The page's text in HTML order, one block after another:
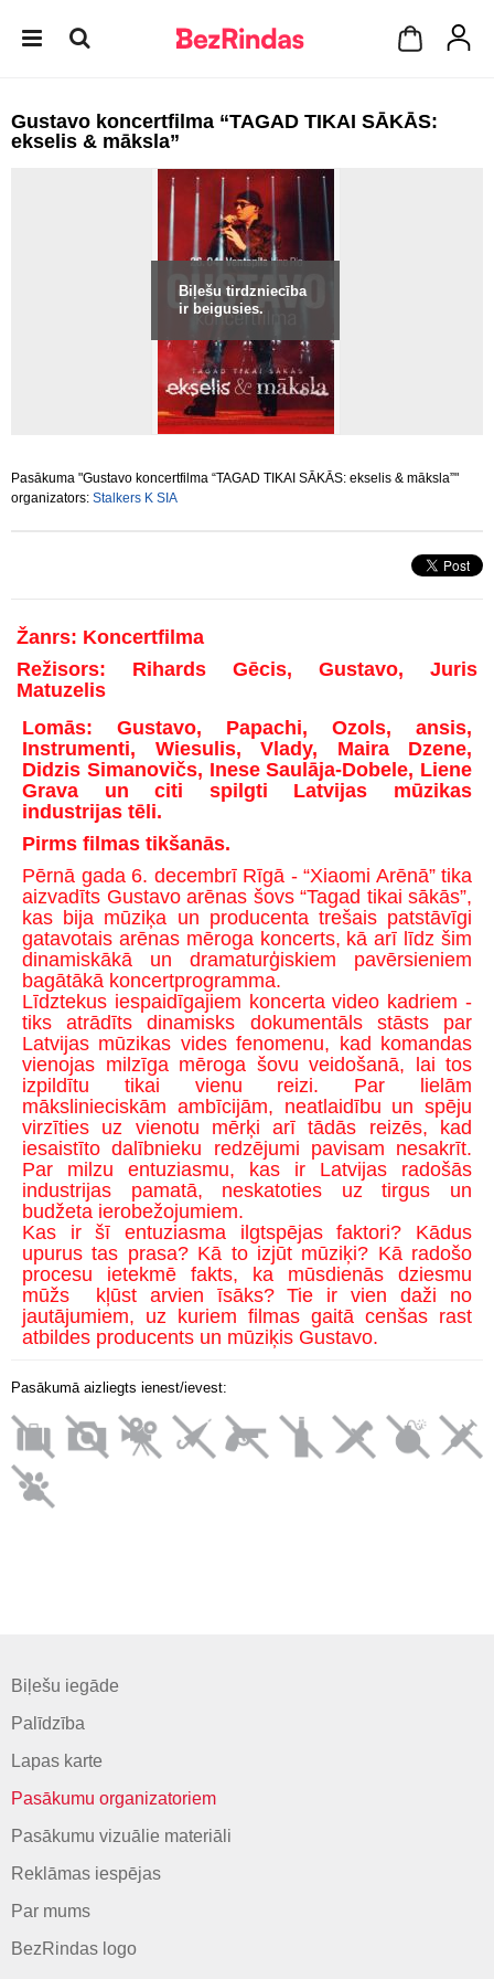
Gustavo koncertfilma “TAGAD TIKAI SĀKĀS:
ekselis & māksla”
Biļešu tirdzniecība
ir beigusies.
Pasākuma "Gustavo koncertfilma “TAGAD TIKAI SĀKĀS: ekselis & māksla”"
organizators: Stalkers K SIA
Žanrs: Koncertfilma
Režisors: Rihards Gēcis, Gustavo, Juris
Matuzelis
Lomās: Gustavo, Papachi, Ozols, ansis,
Instrumenti, Wiesulis, Vlady, Maira Dzene,
Didzis Simanovičs, Inese Saulāja-Dobele, Liene
Grava un citi spilgti Latvijas mūzikas
industrijas tēli.
Pirms filmas tikšanās.
Pērnā gada 6. decembrī Rīgā - “Xiaomi Arēnā” tika
aizvadīts Gustavo arēnas šovs “Tagad tikai sākās”,
kas bija mūziķa un producenta trešais patstāvīgi
gatavotais arēnas mēroga koncerts, kā arī līdz šim
dinamiskākā un dramaturģiskiem pavērsieniem
bagātākā koncertprogramma.
Līdztekus iespaidīgajiem koncerta video kadriem -
tiks atrādīts dinamisks dokumentāls stāsts par
Latvijas mūzikas vides fenomenu, kad komandas
vienojas milzīga mēroga šovu veidošanā, lai tos
izpildītu tikai vienu reizi. Par lielām
mākslinieciskām ambīcijām, neatlaidību un spēju
virzīties uz vienotu mērķi arī tādās reizēs, kad
iesaistīto dalībnieku redzējumi pavisam nesakrīt.
Par milzu entuziasmu, kas ir Latvijas radošās
industrijas pamatā, neskatoties uz tirgus un
budžeta ierobežojumiem.
Kas ir šī entuziasma ilgtspējas faktori? Kādus
upurus tas prasa? Kā to izjūt mūziķi? Kā radošo
procesu ietekmē fakts, ka mūsdienās dziesmu
mūžs kļūst arvien īsāks? Tie ir vien daži no
jautājumiem, uz kuriem filmas gaitā cenšas rast
atbildes producents un mūziķis Gustavo.
Pasākumā aizliegts ienest/ievest:
Biļešu iegāde
Palīdzība
Lapas karte
Pasākumu organizatoriem
Pasākumu vizuālie materiāli
Reklāmas iespējas
Par mums
BezRindas logo